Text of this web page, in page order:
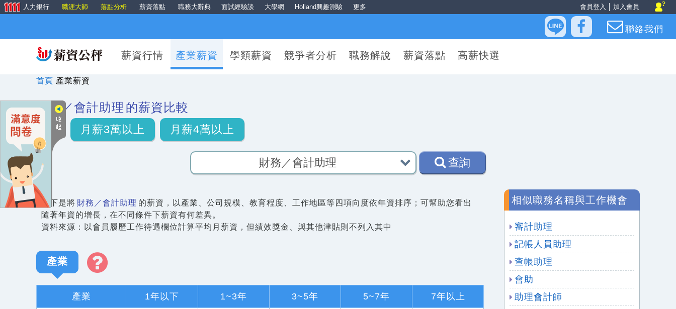
會員登入 加入會員
人力銀行 職涯大師 落點分析 薪資落點 職務大辭典 面試經驗談 大學網 Holland興趣測驗 更多
聯絡我們
薪資行情 產業薪資 學類薪資 競爭者分析 職務解說 薪資落點 高薪快選
首頁 產業薪資
財務／會計助理 的薪資比較
月薪3萬以上 月薪4萬以上
查詢
以下是將 財務／會計助理 的薪資，以產業、公司規模、教育程度、工作地區等四項向度依年資排序；可幫助您看出
隨著年資的增長，在不同條件下薪資有何差異。
資料來源：以會員履歷工作待遇欄位計算平均月薪資，但績效獎金、與其他津貼則不列入其中
產業
產業 1年以下 1~3年 3~5年 5~7年 7年以上
相似職務名稱與工作機會
審計助理
記帳人員助理
查帳助理
會助
助理會計師